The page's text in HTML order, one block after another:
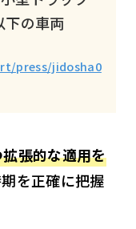
の車両
press/jidosha0
張的な適用を
を正確に把握